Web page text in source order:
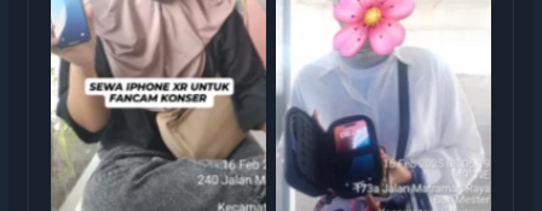
rental iphone jakarta rental iphone